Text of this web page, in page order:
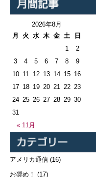
2026年8月
月
火 水 木 金 土 日
« 11月
1
2
3
4 5 6 7 8
9
10 11 12 13 14 15 16
17 18 19 20 21 22 23
24 25 26 27 28 29 30
31
アメリカ通信 (16)
お奨め！ (17)